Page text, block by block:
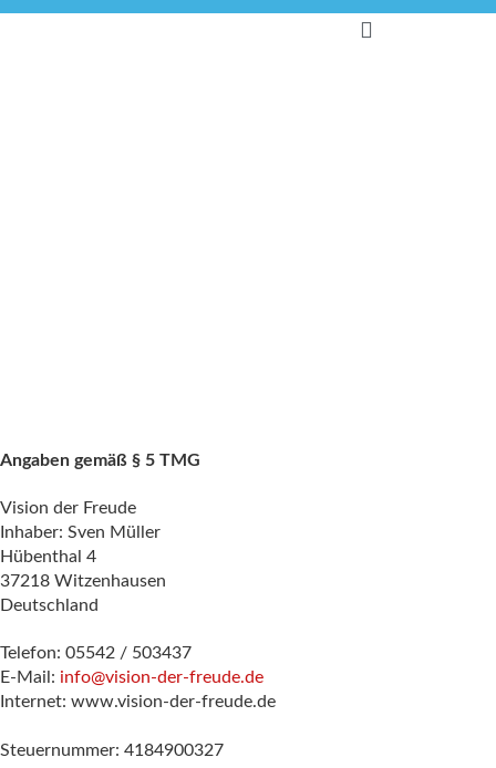
Angaben gemäß § 5 TMG
Vision der Freude
Inhaber: Sven Müller
Hübenthal 4
37218 Witzenhausen
Deutschland
Telefon: 05542 / 503437
E-Mail: info@vision-der-freude.de
Internet: www.vision-der-freude.de
Steuernummer: 4184900327